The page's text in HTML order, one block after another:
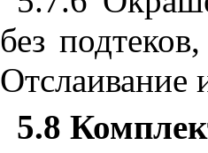
без
Отслаивание
5.8